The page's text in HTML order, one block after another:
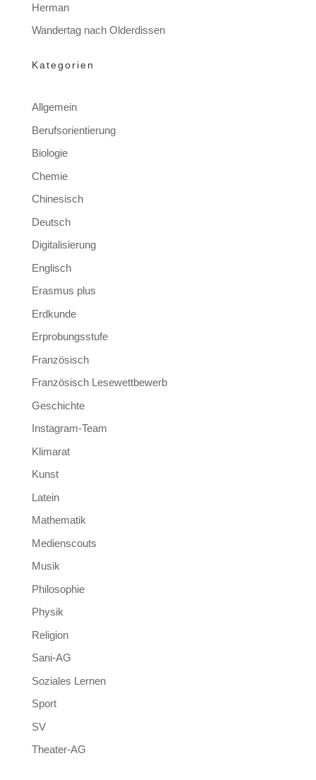
Herman
Wandertag nach Olderdissen
Kategorien
Allgemein
Berufsorientierung
Biologie
Chemie
Chinesisch
Deutsch
Digitalisierung
Englisch
Erasmus plus
Erdkunde
Erprobungsstufe
Französisch
Französisch Lesewettbewerb
Geschichte
Instagram-Team
Klimarat
Kunst
Latein
Mathematik
Medienscouts
Musik
Philosophie
Physik
Religion
Sani-AG
Soziales Lernen
Sport
SV
Theater-AG